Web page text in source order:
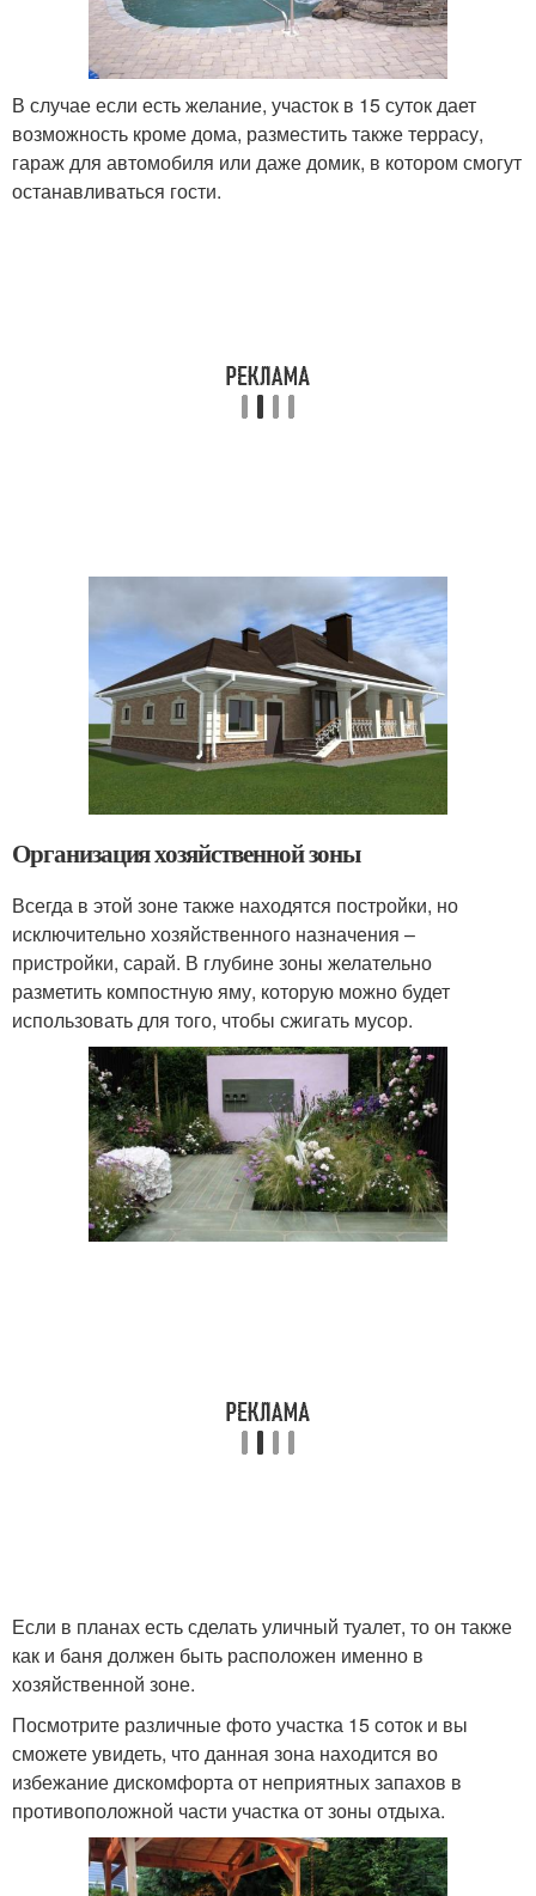
В случае если есть желание, участок в 15 суток дает
возможность кроме дома, разместить также террасу,
гараж для автомобиля или даже домик, в котором смогут
останавливаться гости.
Организация хозяйственной зоны
Всегда в этой зоне также находятся постройки, но
исключительно хозяйственного назначения –
пристройки, сарай. В глубине зоны желательно
разметить компостную яму, которую можно будет
использовать для того, чтобы сжигать мусор.
Если в планах есть сделать уличный туалет, то он также
как и баня должен быть расположен именно в
хозяйственной зоне.
Посмотрите различные фото участка 15 соток и вы
сможете увидеть, что данная зона находится во
избежание дискомфорта от неприятных запахов в
противоположной части участка от зоны отдыха.